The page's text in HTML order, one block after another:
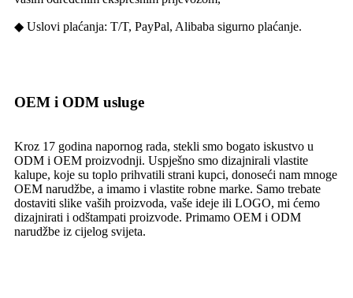
◆ Uslovi plaćanja: T/T, PayPal, Alibaba sigurno plaćanje.
OEM i ODM usluge
Kroz 17 godina napornog rada, stekli smo bogato iskustvo u
ODM i OEM proizvodnji. Uspješno smo dizajnirali vlastite
kalupe, koje su toplo prihvatili strani kupci, donoseći nam mnoge
OEM narudžbe, a imamo i vlastite robne marke. Samo trebate
dostaviti slike vaših proizvoda, vaše ideje ili LOGO, mi ćemo
dizajnirati i odštampati proizvode. Primamo OEM i ODM
narudžbe iz cijelog svijeta.